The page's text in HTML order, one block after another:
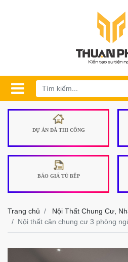
DỰ ÁN ĐÃ THI CÔNG
BÁO GIÁ TỦ BẾP
Trang chủ Nội Thất Chung Cư,
Nội thất căn chung cư 3 phòng